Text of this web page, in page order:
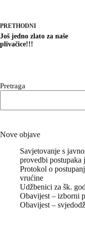
PRETHODNI
Još jedno zlato za naše
plivačice!!!
Pretraga
Nove objave
Savjetovanje s
provedbi postupaka
Protokol o
vrućine
Udžbenici za šk.
Obavijest – izborni
Obavijest –